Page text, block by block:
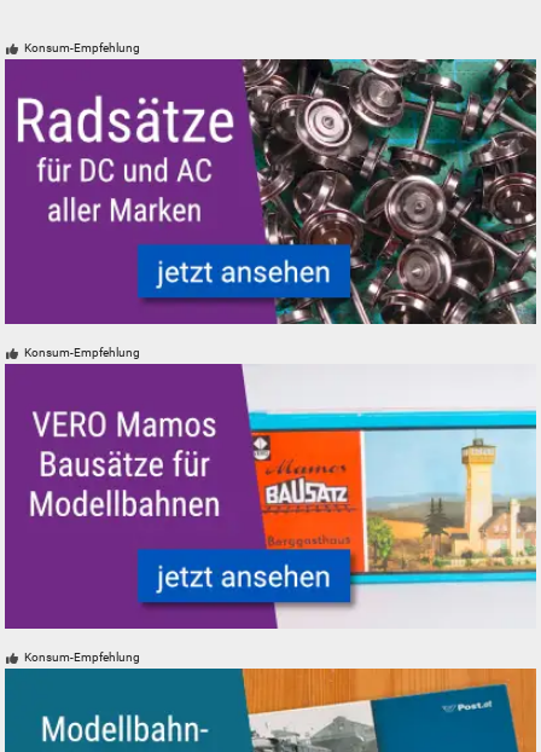
Konsum-Empfehlung
Konsum-Empfehlung
Konsum-Empfehlung